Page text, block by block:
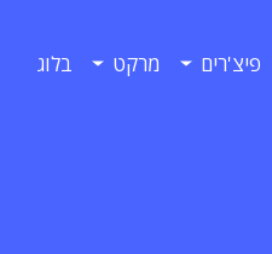
פיצ'רים מרקט בלוג